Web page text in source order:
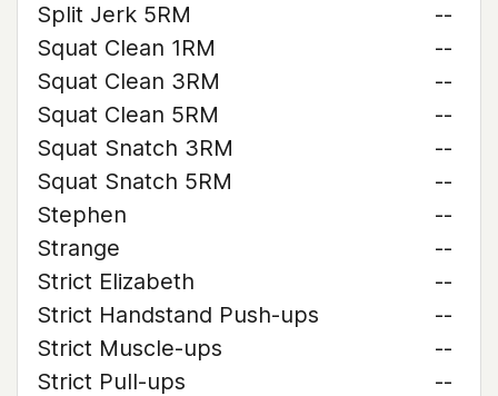
Split Jerk 5RM
--
Squat Clean 1RM
--
Squat Clean 3RM
--
Squat Clean 5RM
--
Squat Snatch 3RM
--
Squat Snatch 5RM
--
Stephen
--
Strange
--
Strict Elizabeth
--
Strict Handstand Push-ups
--
Strict Muscle-ups
--
Strict Pull-ups
--